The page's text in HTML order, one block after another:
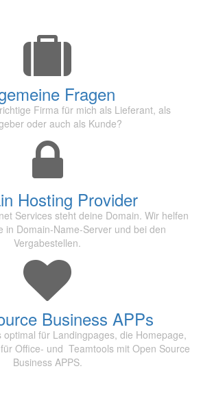
Fragen
Firma für mich als Lieferant, als
oder auch als Kunde?
Hosting Provider
Services steht deine Domain. Wir helfen
in Domain-Name-Server und bei den
Vergabestellen.
Business APPs
optimal für Landingpages, die Homepage,
Office- und Teamtools mit Open Source
Business APPS.